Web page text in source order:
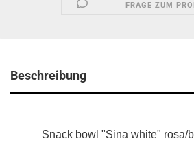
FRAGE ZUM
Beschreibung
Snack bowl "Sina white" rosa/